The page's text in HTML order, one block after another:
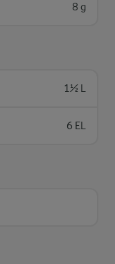
8 g
1½ L
6 EL